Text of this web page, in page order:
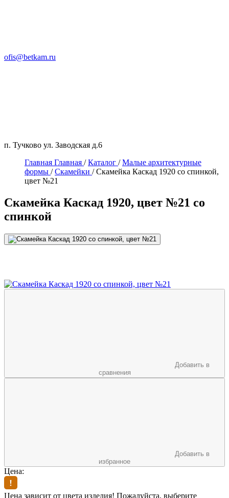
ofis@betkam.ru
п. Тучково ул. Заводская д.6
Главная Главная / Каталог / Малые архитектурные
формы / Скамейки / Скамейка Каскад 1920 со спинкой,
цвет №21
Скамейка Каскад 1920, цвет №21 со
спинкой
Добавить в
сравнения
Добавить в
избранное
Цена:
Цена зависит от цвета изделия! Пожалуйста, выберите